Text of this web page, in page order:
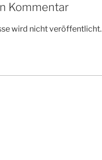
Kommentar
wird nicht veröffentlicht.